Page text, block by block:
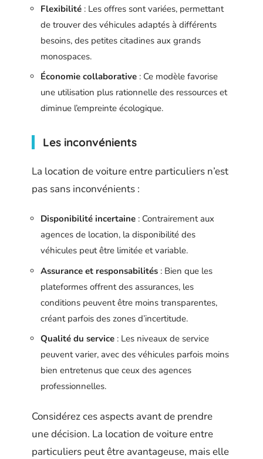
Flexibilité : Les offres sont variées, permettant
de trouver des véhicules adaptés à différents
besoins, des petites citadines aux grands
monospaces.
Économie collaborative : Ce modèle favorise
une utilisation plus rationnelle des ressources et
diminue l’empreinte écologique.
Les inconvénients
La location de voiture entre particuliers n’est
pas sans inconvénients :
Disponibilité incertaine : Contrairement aux
agences de location, la disponibilité des
véhicules peut être limitée et variable.
Assurance et responsabilités : Bien que les
plateformes offrent des assurances, les
conditions peuvent être moins transparentes,
créant parfois des zones d’incertitude.
Qualité du service : Les niveaux de service
peuvent varier, avec des véhicules parfois moins
bien entretenus que ceux des agences
professionnelles.
Considérez ces aspects avant de prendre
une décision. La location de voiture entre
particuliers peut être avantageuse, mais elle